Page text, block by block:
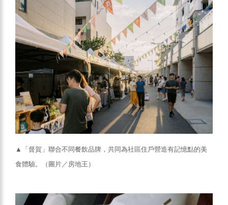
▲「督賀」聯合不同餐飲品牌，共同為社區住戶營造有記憶點的美
食體驗。（圖片／房地王）